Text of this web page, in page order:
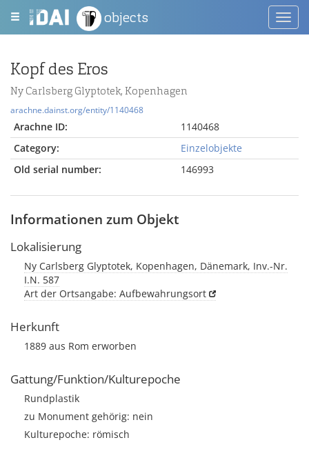
objects
Kopf des Eros
Ny Carlsberg Glyptotek, Kopenhagen
arachne.dainst.org/entity/1140468
Arachne ID:
1140468
Category:
Einzelobjekte
Old serial number:
146993
Informationen zum Objekt
Lokalisierung
Ny Carlsberg Glyptotek, Kopenhagen, Dänemark, Inv.-Nr.
I.N. 587
Art der Ortsangabe: Aufbewahrungsort
Herkunft
1889 aus Rom erworben
Gattung/Funktion/Kulturepoche
Rundplastik
zu Monument gehörig: nein
Kulturepoche: römisch